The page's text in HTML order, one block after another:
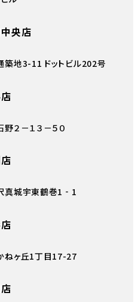
央店
地3-11 ドットビル202号
２－１３－５０
真城宇東鶴巻1‐1
ねヶ丘1丁目17-27